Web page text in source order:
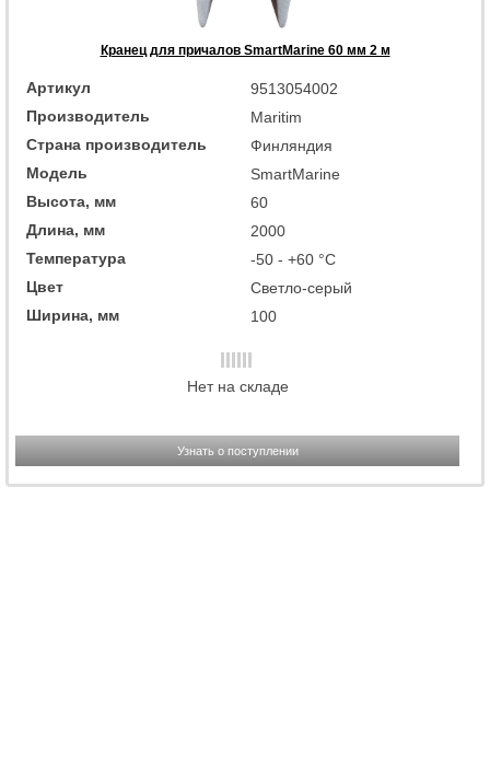
Кранец для причалов SmartMarine 60 мм 2 м
Артикул
9513054002
Производитель
Maritim
Страна производитель
Финляндия
Модель
SmartMarine
Высота, мм
60
Длина, мм
2000
Температура
-50 - +60 °C
Цвет
Светло-серый
Ширина, мм
100
Нет на складе
Узнать о поступлении